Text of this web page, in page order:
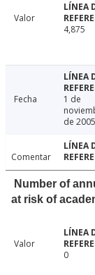
Valor
4,875
Fecha
1 de
de 2005
Comentar
Number of
at risk of
Valor
0